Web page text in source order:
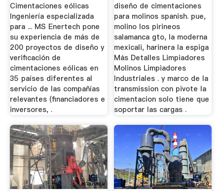
Cimentaciones eólicas
Ingeniería especializada
para ... MS Enertech pone
su experiencia de más de
200 proyectos de diseño y
verificación de
cimentaciones eólicas en
35 países diferentes al
servicio de las compañías
relevantes (financiadores e
inversores, .
diseño de cimentaciones
para molinos spanish. pue,
molino los pirineos
salamanca gto, la moderna
mexicali, harinera la espiga
Más Detalles Limpiadores
Molinos Limpiadores
Industriales . y marco de la
transmission con pivote la
cimentacion solo tiene que
soportar las cargas .